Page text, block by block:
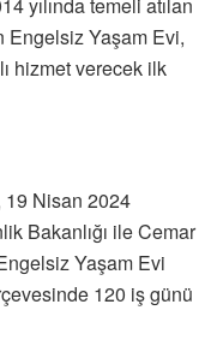
Engelsiz Yaşam Evi,
hizmet verecek ilk
19 Nisan 2024
Bakanlığı ile Cemar
Yaşam Evi
120 iş günü